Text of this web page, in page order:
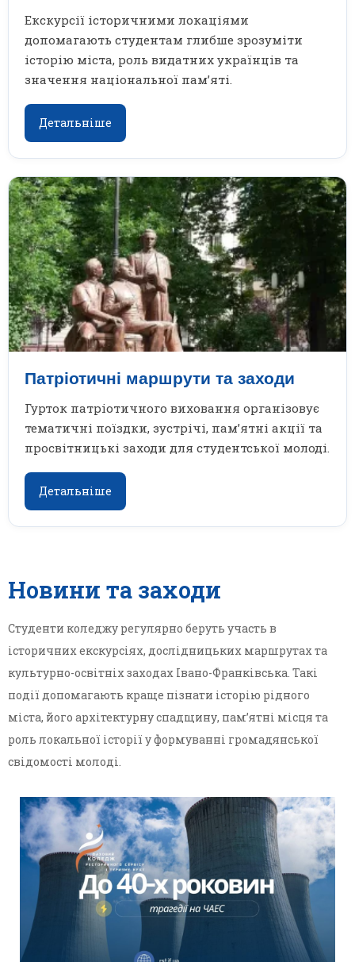
Екскурсії історичними локаціями
допомагають студентам глибше зрозуміти
історію міста, роль видатних українців та
значення національної пам’яті.
Детальніше
Патріотичні маршрути та заходи
Гурток патріотичного виховання організовує
тематичні поїздки, зустрічі, пам’ятні акції та
просвітницькі заходи для студентської молоді.
Детальніше
Новини та заходи
Студенти коледжу регулярно беруть участь в
історичних екскурсіях, дослідницьких маршрутах та
культурно-освітніх заходах Івано-Франківська. Такі
події допомагають краще пізнати історію рідного
міста, його архітектурну спадщину, пам’ятні місця та
роль локальної історії у формуванні громадянської
свідомості молоді.